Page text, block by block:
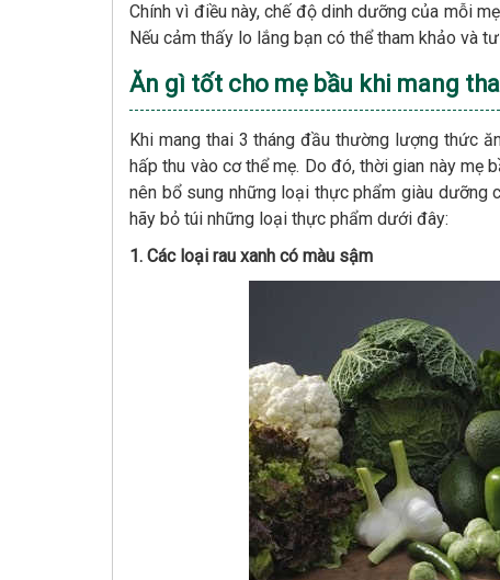
Chính vì điều này, chế độ dinh dưỡng của mỗi
Nếu cảm thấy lo lắng bạn có thể tham khảo và
Ăn gì tốt cho mẹ bầu khi mang
Khi mang thai 3 tháng đầu thường lượng thức
hấp thu vào cơ thể mẹ. Do đó, thời gian này mẹ
nên bổ sung những loại thực phẩm giàu dưỡng
hãy bỏ túi những loại thực phẩm dưới đây:
1. Các loại rau xanh có màu sậm